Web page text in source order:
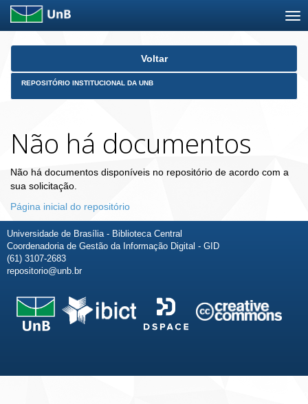
Skip
Voltar
REPOSITÓRIO INSTITUCIONAL DA UNB
Não há documentos
Não há documentos disponíveis no repositório de acordo com a
sua solicitação.
Página inicial do repositório
Universidade de Brasília - Biblioteca Central
Coordenadoria de Gestão da Informação Digital - GID
(61) 3107-2683
repositorio@unb.br